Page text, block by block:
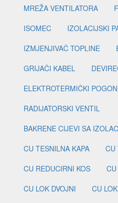
MREŽA VENTILATORA
ISOMEC
IZOLACIJSKI
IZMJENJIVAČ TOPLINE
GRIJAČI KABEL
ELEKTROTERMIČKI POGON
RADIJATORSKI VENTIL
BAKRENE CIJEVI SA
CU TESNILNA KAPA
CU
CU REDUCIRNI KOS
CU LOK DVOJNI
CU LOK